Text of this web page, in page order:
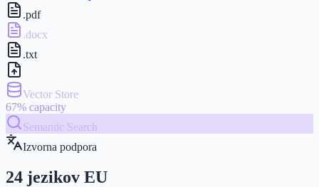
.pdf
.docx
.txt
Vector Store
67% capacity
Semantic Search
Izvorna podpora
24 jezikov EU